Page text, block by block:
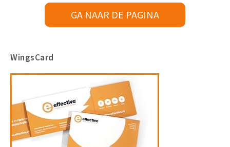
GA NAAR DE PAGINA
WingsCard